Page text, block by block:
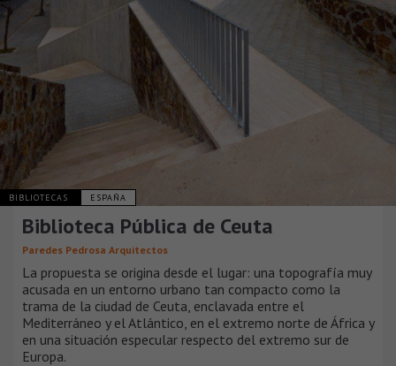
BIBLIOTECAS ESPAÑA
Biblioteca Pública de Ceuta
Paredes Pedrosa Arquitectos
La propuesta se origina desde el lugar: una topografía muy
acusada en un entorno urbano tan compacto como la
trama de la ciudad de Ceuta, enclavada entre el
Mediterráneo y el Atlántico, en el extremo norte de África y
en una situación especular respecto del extremo sur de
Europa.